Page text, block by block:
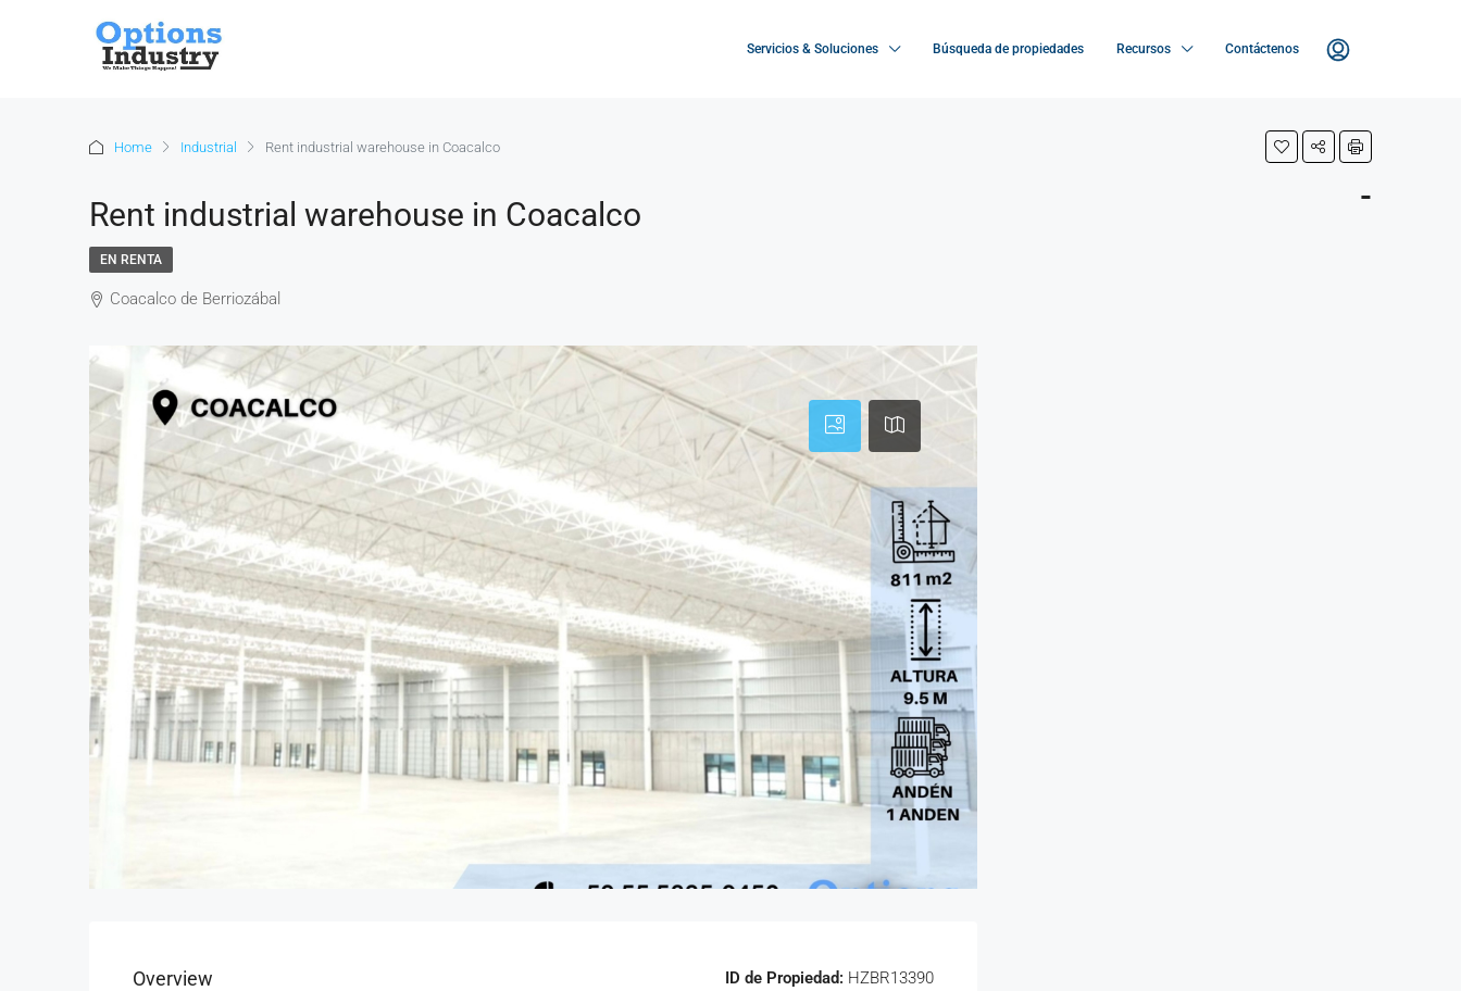
Servicios & Soluciones Búsqueda de propiedades Recursos Contáctenos
Home Industrial Rent industrial warehouse in Coacalco
Rent industrial warehouse in Coacalco -
EN RENTA
Coacalco de Berriozábal
Overview ID de Propiedad: HZBR13390